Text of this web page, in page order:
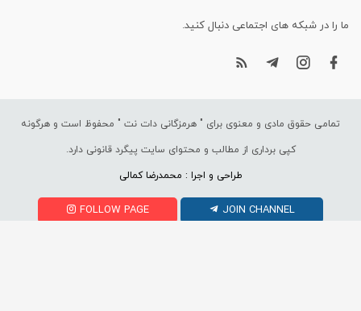
ما را در شبکه های اجتماعی دنبال کنید.
تمامی حقوق مادی و معنوی برای " هرمزگانی دات نت " محفوظ است و هرگونه
کپی برداری از مطالب و محتوای سایت پیگرد قانونی دارد.
طراحی و اجرا : محمدرضا کمالی
FOLLOW PAGE JOIN CHANNEL